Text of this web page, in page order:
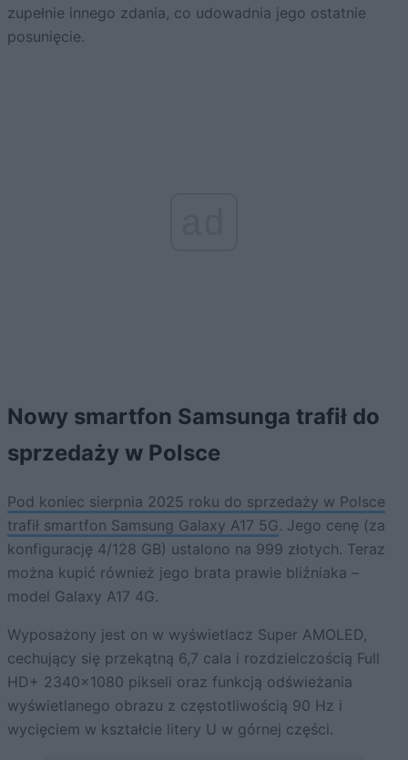
zupełnie innego zdania, co udowadnia jego ostatnie
posunięcie.
Nowy smartfon Samsunga trafił do
sprzedaży w Polsce
Pod koniec sierpnia 2025 roku do sprzedaży w Polsce
trafił smartfon Samsung Galaxy A17 5G. Jego cenę (za
konfigurację 4/128 GB) ustalono na 999 złotych. Teraz
można kupić również jego brata prawie bliźniaka –
model Galaxy A17 4G.
Wyposażony jest on w wyświetlacz Super AMOLED,
cechujący się przekątną 6,7 cala i rozdzielczością Full
HD+ 2340×1080 pikseli oraz funkcją odświeżania
wyświetlanego obrazu z częstotliwością 90 Hz i
wycięciem w kształcie litery U w górnej części.